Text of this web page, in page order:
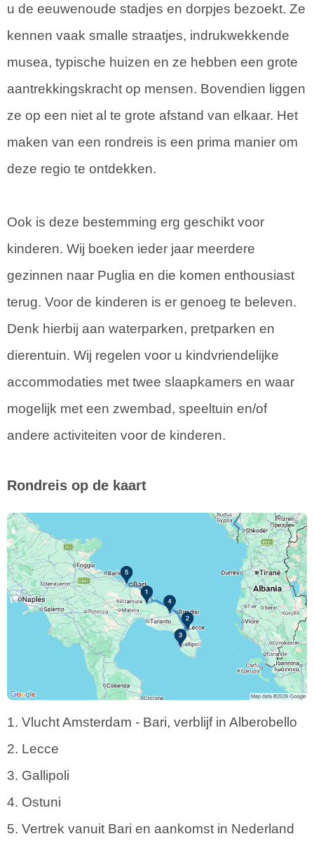
u de eeuwenoude stadjes en dorpjes bezoekt. Ze
kennen vaak smalle straatjes, indrukwekkende
musea, typische huizen en ze hebben een grote
aantrekkingskracht op mensen. Bovendien liggen
ze op een niet al te grote afstand van elkaar. Het
maken van een rondreis is een prima manier om
deze regio te ontdekken.
Ook is deze bestemming erg geschikt voor
kinderen. Wij boeken ieder jaar meerdere
gezinnen naar Puglia en die komen enthousiast
terug. Voor de kinderen is er genoeg te beleven.
Denk hierbij aan waterparken, pretparken en
dierentuin. Wij regelen voor u kindvriendelijke
accommodaties met twee slaapkamers en waar
mogelijk met een zwembad, speeltuin en/of
andere activiteiten voor de kinderen.
Rondreis op de kaart
1. Vlucht Amsterdam - Bari, verblijf in Alberobello
2. Lecce
3. Gallipoli
4. Ostuni
5. Vertrek vanuit Bari en aankomst in Nederland